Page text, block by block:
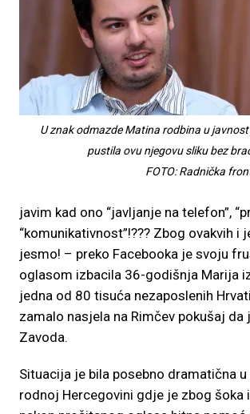
U znak odmazde Matina rodbina u javnost
pustila ovu njegovu sliku bez
FOTO: Radnička
javim kad ono “javljanje na telefon”,
“komunikativnost”!??? Zbog ovakvih i
jesmo! – preko Facebooka je svoju
oglasom izbacila 36-godišnja Marija
jedna od 80 tisuća nezaposlenih
zamalo nasjela na Rimčev pokušaj da
Zavoda.
Situacija je bila posebno dramatična
rodnoj Hercegovini gdje je zbog šoka